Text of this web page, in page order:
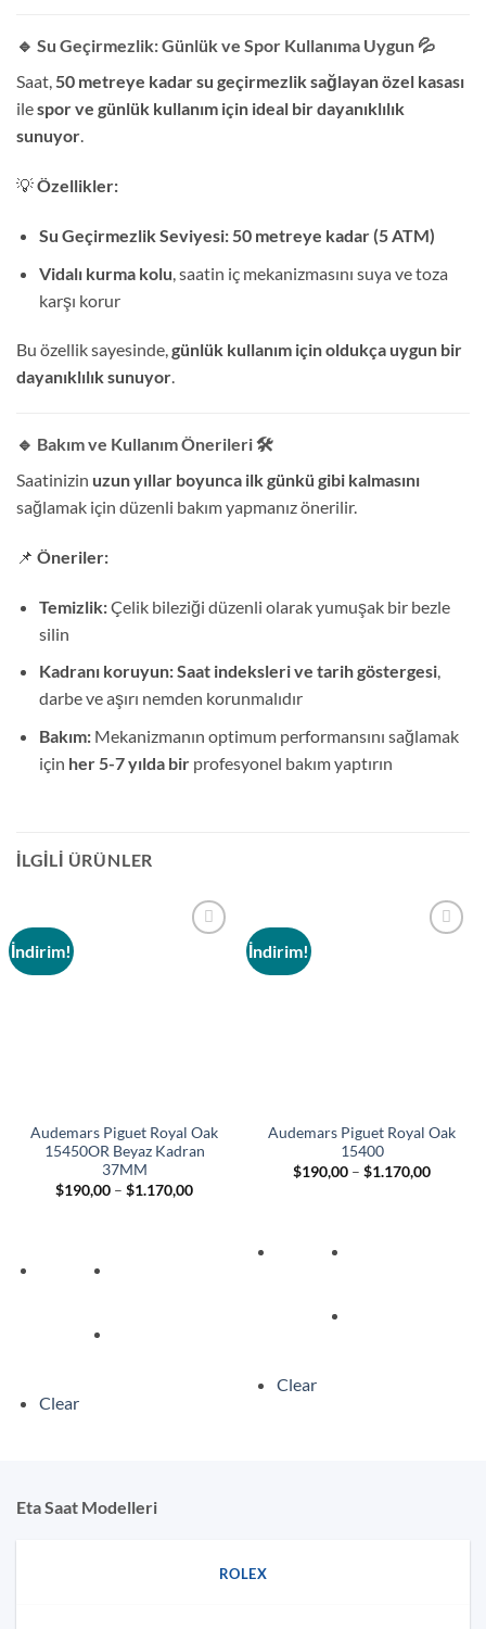
🔹 Su Geçirmezlik: Günlük ve Spor Kullanıma Uygun 💦
Saat,50 metreye kadar su geçirmezlik sağlayan özel kasası
ilespor ve günlük kullanım için ideal bir dayanıklılık
sunuyor.
💡Özellikler:
Su Geçirmezlik Seviyesi:50 metreye kadar (5 ATM)
Vidalı kurma kolu , saatin iç mekanizmasını suya ve toza
karşı korur
Bu özellik sayesinde,günlük kullanım için oldukça uygun bir
dayanıklılık sunuyor.
🔹 Bakım ve Kullanım Önerileri🛠️
Saatinizin uzun yıllar boyunca ilk günkü gibi kalmasını
sağlamak için düzenli bakım yapmanız önerilir.
📌 Öneriler:
Temizlik:Çelik bileziği düzenli olarak yumuşak bir bezle
silin
Kadranı koruyun:Saat indeksleri ve tarih göstergesi,
darbe ve aşırı nemden korunmalıdır
Bakım:Mekanizmanın optimum performansını sağlamak
için her 5-7 yılda birprofesyonel bakım yaptırın
İLGILI ÜRÜNLER
İndirim!
Audemars Piguet Royal Oak
15450OR Beyaz Kadran
37MM
$190,00 – $1.170,00Fiyat
Clear
İndirim!
Audemars Piguet Royal Oak
15400
$190,00 – $1.170,00Fiyat
Clear
Eta Saat Modelleri
ROLEX